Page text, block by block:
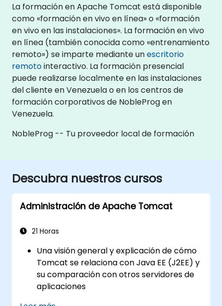
La formación en Apache Tomcat está disponible
como «formación en vivo en línea» o «formación
en vivo en las instalaciones». La formación en vivo
en línea (también conocida como «entrenamiento
remoto») se imparte mediante unescritorio
remotointeractivo. La formación presencial
puede realizarse localmente en las instalaciones
del cliente en Venezuela o en los centros de
formación corporativos de NobleProg en
Venezuela.
NobleProg -- Tu proveedor local de formación
Descubra nuestros cursos
Administración de Apache Tomcat
21 Horas
Una visión general y explicación de cómo
Tomcat se relaciona con Java EE (J2EE) y
su comparación con otros servidores de
aplicaciones